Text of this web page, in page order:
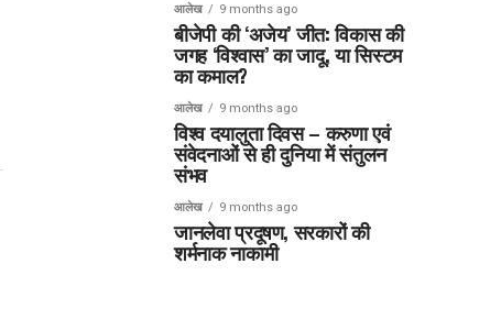
आलेख 9 months ago
बीजेपी की ‘अजेय’ जीत: विकास की
जगह ‘विश्वास’ का जादू, या सिस्टम
का कमाल?
आलेख 9 months ago
विश्व दयालुता दिवस – करुणा एवं
संवेदनाओं से ही दुनिया में संतुलन
संभव
आलेख 9 months ago
जानलेवा प्रदूषण, सरकारों की
शर्मनाक नाकामी